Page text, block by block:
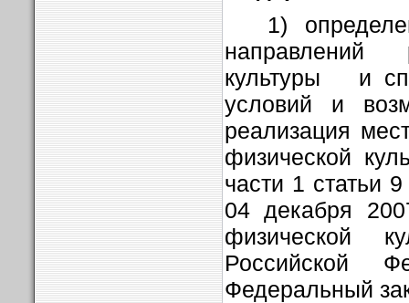
1)
направлений
культуры и
условий и
реализация
физической
части 1 статьи
04 декабря
физической
Российской
Федеральный